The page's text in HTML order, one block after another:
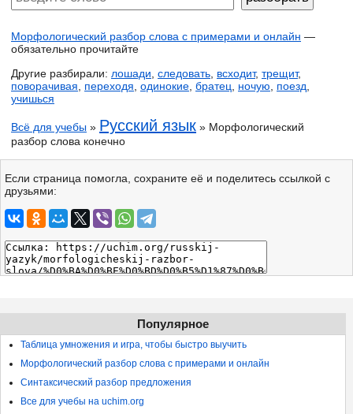
Морфологический разбор слова с примерами и онлайн —
обязательно прочитайте
Другие разбирали: лошади следовать всходит, трещит,
поворачивая
переходя одинокие братец ночую поезд
учишься
Всё для учебы » Русский язык » Морфологический
разбор слова конечно
Если страница помогла, сохраните её и поделитесь ссылкой с
друзьями:
Популярное
Таблица умножения и игра, чтобы быстро выучить
Морфологический разбор слова с примерами и онлайн
Синтаксический разбор предложения
Все для учебы на uchim.org